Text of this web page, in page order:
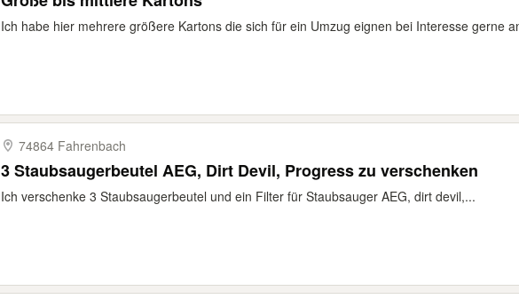
Ich habe hier mehrere größere Kartons die sich für ein Umzug eignen bei Interesse gerne
74864 Fahrenbach
3 Staubsaugerbeutel AEG, Dirt Devil, Progress zu verschenken
Ich verschenke 3 Staubsaugerbeutel und ein Filter für Staubsauger AEG, dirt devil,...